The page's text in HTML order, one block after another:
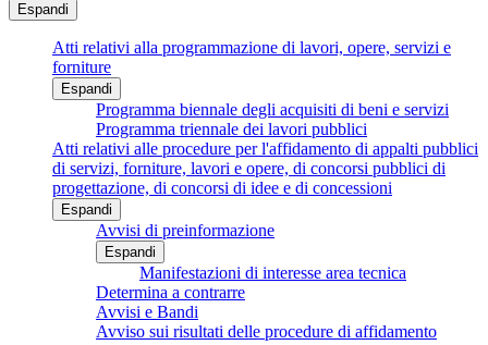
Espandi
Atti relativi alla programmazione di lavori, opere, servizi e
forniture
Espandi
Programma biennale degli acquisiti di beni e servizi
Programma triennale dei lavori pubblici
Atti relativi alle procedure per l'affidamento di appalti pubblici
di servizi, forniture, lavori e opere, di concorsi pubblici di
progettazione, di concorsi di idee e di concessioni
Espandi
Avvisi di preinformazione
Espandi
Manifestazioni di interesse area tecnica
Determina a contrarre
Avvisi e Bandi
Avviso sui risultati delle procedure di affidamento